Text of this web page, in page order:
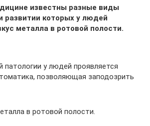
известны разные виды
развитии которых у людей
металла в ротовой полости.
патологии у людей проявляется
позволяющая заподозрить
в ротовой полости.